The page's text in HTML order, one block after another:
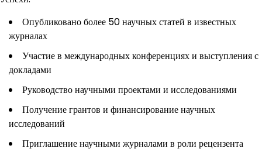
Опубликовано более 50 научных статей в известных
журналах
Участие в международных конференциях и выступления с
докладами
Руководство научными проектами и исследованиями
Получение грантов и финансирование научных
исследований
Приглашение научными журналами в роли рецензента